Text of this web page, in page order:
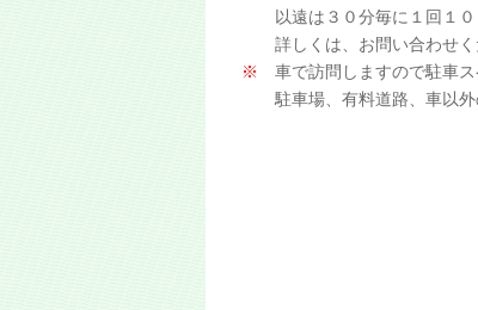
以遠は３０分毎に１回１０
詳しくは、お問い合わせく
※
車で訪問しますので駐車ス
駐車場、有料道路、車以外